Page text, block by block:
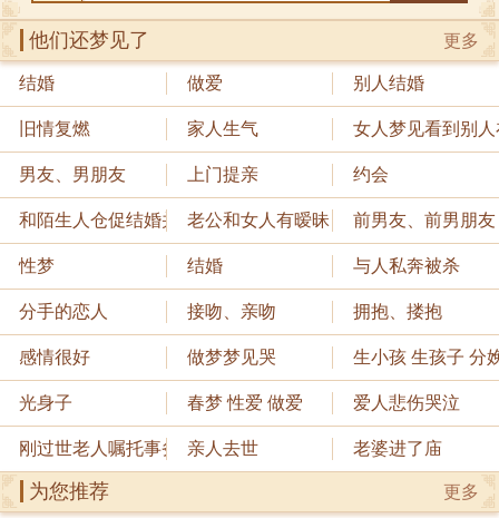
更多
他们还梦见了
结婚 做爱 别人结婚
旧情复燃 家人生气 女人梦见看到别
男友、男朋友 上门提亲 约会
和陌生人仓促结婚并悔婚老公和女人有暧昧 前男友、前男朋友
性梦 结婚 与人私奔被杀
分手的恋人 接吻、亲吻 拥抱、搂抱
感情很好 做梦梦见哭 生小孩 生孩子 分
光身子 春梦 性爱 做爱 爱人悲伤哭泣
刚过世老人嘱托事务 亲人去世 老婆进了庙
更多
为您推荐